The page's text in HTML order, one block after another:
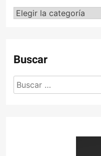
Categorías
Buscar
Buscar: